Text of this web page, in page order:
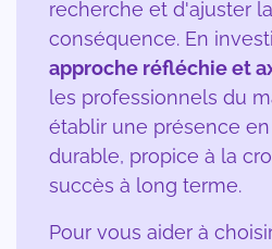
recherche et d'ajuster
conséquence. En
approche réfléchie et
les professionnels du
établir une présence
durable, propice à la
succès à long terme.
Pour vous aider à